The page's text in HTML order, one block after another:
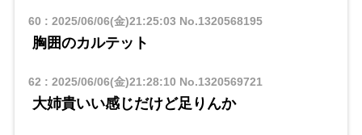
60 : 2025/06/06(金)21:25:03 No.1320568195
胸囲のカルテット
62 : 2025/06/06(金)21:28:10 No.1320569721
大姉貴いい感じだけど足りんか